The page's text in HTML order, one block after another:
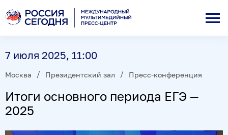
7 июля 2025, 11:00
Москва Президентский зал Пресс-конференция
Итоги основного периода ЕГЭ —
2025